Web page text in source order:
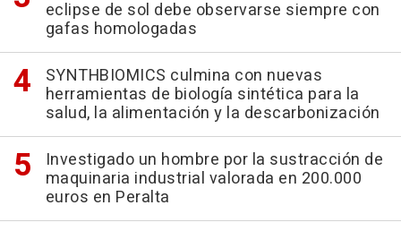
eclipse de sol debe observarse siempre con
gafas homologadas
SYNTHBIOMICS culmina con nuevas
herramientas de biología sintética para la
salud, la alimentación y la descarbonización
Investigado un hombre por la sustracción de
maquinaria industrial valorada en 200.000
euros en Peralta